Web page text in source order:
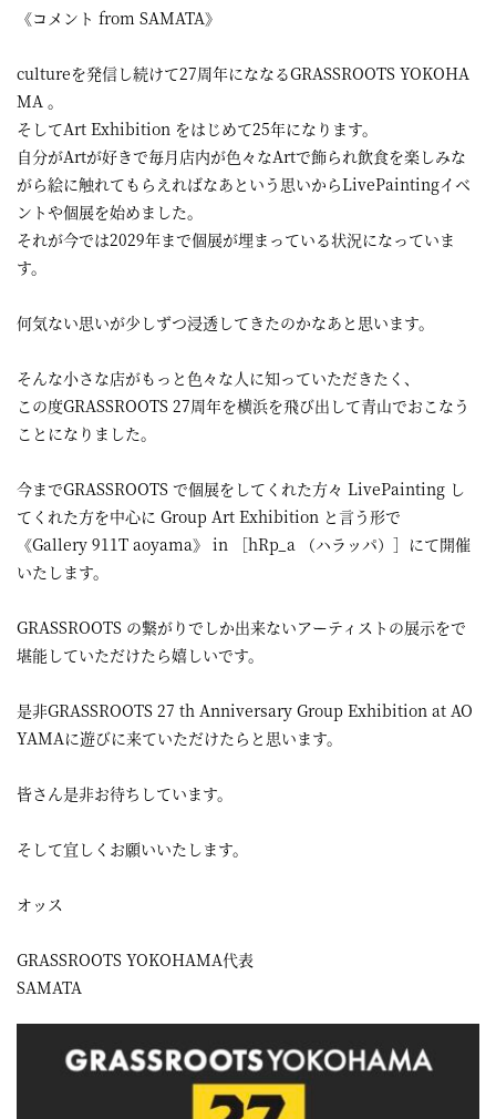
《コメント from SAMATA》
cultureを発信し続けて27周年にななるGRASSROOTS YOKOHA
MA 。
そしてArt Exhibition をはじめて25年になります。
自分がArtが好きで毎月店内が色々なArtで飾られ飲食を楽しみな
がら絵に触れてもらえればなあという思いからLivePaintingイベ
ントや個展を始めました。
それが今では2029年まで個展が埋まっている状況になっていま
す。
何気ない思いが少しずつ浸透してきたのかなあと思います。
そんな小さな店がもっと色々な人に知っていただきたく、
この度GRASSROOTS 27周年を横浜を飛び出して青山でおこなう
ことになりました。
今までGRASSROOTS で個展をしてくれた方々 LivePainting し
てくれた方を中心に Group Art Exhibition と言う形で
《Gallery 911T aoyama》 in ［hRp_a （ハラッパ）］にて開催
いたします。
GRASSROOTS の繋がりでしか出来ないアーティストの展示をで
堪能していただけたら嬉しいです。
是非GRASSROOTS 27 th Anniversary Group Exhibition at AO
YAMAに遊びに来ていただけたらと思います。
皆さん是非お待ちしています。
そして宜しくお願いいたします。
オッス
GRASSROOTS YOKOHAMA代表
SAMATA